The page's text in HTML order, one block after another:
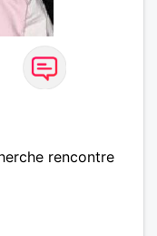
rencontre